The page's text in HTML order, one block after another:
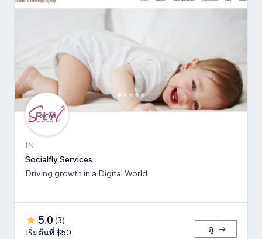
IN
Socialfly Services
Driving growth in a Digital World
5.0 (3)
เริ่มต้นที่ $50
ดู